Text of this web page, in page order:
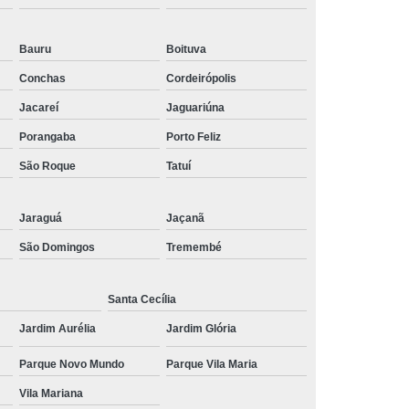
Tratamento para Insônia
Tratamento para Insônia e Ansiedade
Tratamento para Insônia Grave
para Insônia Interior de São Paulo
Tratamento para Insônia Terminal
para Bipolaridade
Bipolar
Tratamento da Bipolaridade
Tratamento para Depressão Bipolar
Tratamento para Transtorno Bipolar
Bipolar Interior de São Paulo
Bipolar São Paulo
Bauru Boituva
Conchas Cordeirópolis
Jacareí Jaguariúna
Porangaba Porto Feliz
São Roque Tatuí
Jaraguá Jaçanã
São Domingos Tremembé
Santa Cecília
Jardim Aurélia Jardim Glória
Parque Novo Mundo Parque Vila Maria
Vila Mariana